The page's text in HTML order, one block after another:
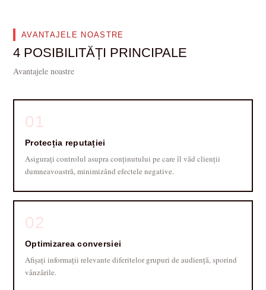
AVANTAJELE NOASTRE
4 POSIBILITĂȚI PRINCIPALE
Avantajele noastre
01
Protecția reputației
Asigurați controlul asupra conținutului pe care îl văd clienții
dumneavoastră, minimizând efectele negative.
02
Optimizarea conversiei
Afișați informații relevante diferitelor grupuri de audiență, sporind
vânzările.